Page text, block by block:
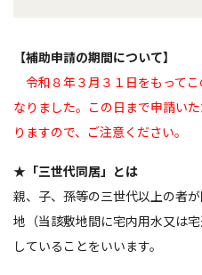
【補助申請の期間について】
令和８年３月３１日をもって
なりました。この日まで申請い
りますので、ご注意ください。
★「三世代同居」とは
親、子、孫等の三世代以上の者
地（当該敷地間に宅内用水又は
していることをいいます。